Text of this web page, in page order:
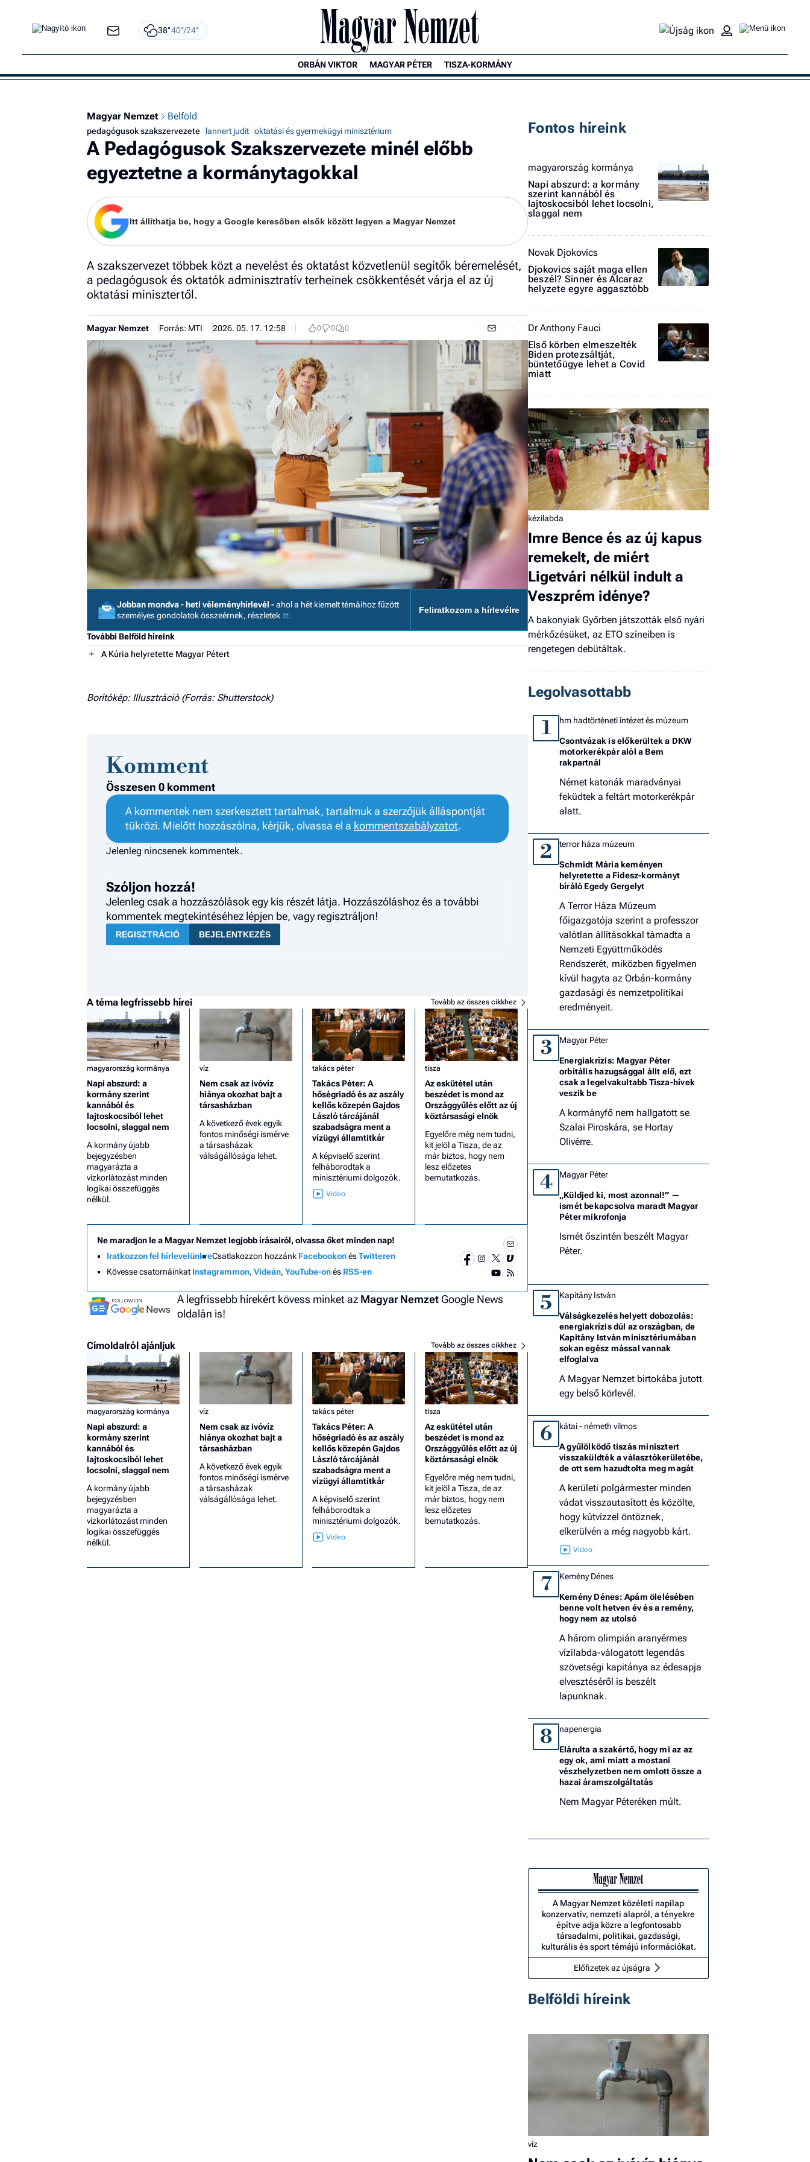
38°40°/24°
ORBÁN VIKTOR MAGYAR PÉTER TISZA-KORMÁNY
Magyar Nemzet Belföld
pedagógusok szakszervezete lannert judit oktatási és gyermekügyi minisztérium
A Pedagógusok Szakszervezete minél előbb
egyeztetne a kormánytagokkal
Itt állíthatja be, hogy a Google keresőben elsők között legyen a Magyar Nemzet
A szakszervezet többek közt a nevelést és oktatást közvetlenül segítők béremelését,
a pedagógusok és oktatók adminisztratív terheinek csökkentését várja el az új
oktatási minisztertől.
Magyar Nemzet Forrás: MTI 2026. 05. 17. 12:58 0 0 0
Jobban mondva - heti véleményhírlevél -ahol a hét kiemelt témáihoz fűzött
személyes gondolatok összeérnek, részletek itt.
Feliratkozom a hírlevélre
További Belföld híreink
A Kúria helyretette Magyar Pétert
Borítókép: Illusztráció (Forrás: Shutterstock)
Komment
Összesen 0 komment
A kommentek nem szerkesztett tartalmak, tartalmuk a szerzőjük álláspontját
tükrözi. Mielőtt hozzászólna, kérjük, olvassa el a kommentszabályzatot.
Jelenleg nincsenek kommentek.
Szóljon hozzá!
Jelenleg csak a hozzászólások egy kis részét látja. Hozzászóláshoz és a további
kommentek megtekintéséhez lépjen be, vagy regisztráljon!
REGISZTRÁCIÓ BEJELENTKEZÉS
A téma legfrissebb hírei Tovább az összes cikkhez
magyarország kormánya
Napi abszurd: a
kormány szerint
kannából és
lajtoskocsiból lehet
locsolni, slaggal nem
A kormány újabb
bejegyzésben
magyarázta a
vízkorlátozást minden
logikai összefüggés
nélkül.
víz
Nem csak az ivóvíz
hiánya okozhat bajt a
társasházban
A következő évek egyik
fontos minőségi ismérve
a társasházak
válságállósága lehet.
takács péter
Takács Péter: A
hőségriadó és az aszály
kellős közepén Gajdos
László tárcájánál
szabadságra ment a
vízügyi államtitkár
A képviselő szerint
felháborodtak a
minisztériumi dolgozók.
tisza
Az eskütétel után
beszédet is mond az
Országgyűlés előtt az új
köztársasági elnök
Egyelőre még nem tudni,
kit jelöl a Tisza, de az
már biztos, hogy nem
lesz előzetes
bemutatkozás.
Ne maradjon le a Magyar Nemzet legjobb írásairól, olvassa őket minden nap!
Iratkozzon fel hírlevelünkreCsatlakozzon hozzánk FacebookonésTwitteren
Kövesse csatornáinkat Instagrammon, Videán, YouTube-onés RSS-en
A legfrissebb hírekért kövess minket az Magyar NemzetGoogle News
oldalán is!
Címoldalról ajánljuk Tovább az összes cikkhez
magyarország kormánya
Napi abszurd: a
kormány szerint
kannából és
lajtoskocsiból lehet
locsolni, slaggal nem
A kormány újabb
bejegyzésben
magyarázta a
vízkorlátozást minden
logikai összefüggés
nélkül.
víz
Nem csak az ivóvíz
hiánya okozhat bajt a
társasházban
A következő évek egyik
fontos minőségi ismérve
a társasházak
válságállósága lehet.
takács péter
Takács Péter: A
hőségriadó és az aszály
kellős közepén Gajdos
László tárcájánál
szabadságra ment a
vízügyi államtitkár
A képviselő szerint
felháborodtak a
minisztériumi dolgozók.
tisza
Az eskütétel után
beszédet is mond az
Országgyűlés előtt az új
köztársasági elnök
Egyelőre még nem tudni,
kit jelöl a Tisza, de az
már biztos, hogy nem
lesz előzetes
bemutatkozás.
Fontos híreink
magyarország kormánya
Napi abszurd: a kormány
szerint kannából és
lajtoskocsiból lehet locsolni,
slaggal nem
Novak Djokovics
Djokovics saját maga ellen
beszél? Sinner és Alcaraz
helyzete egyre aggasztóbb
Dr Anthony Fauci
Első körben elmeszelték
Biden protezsáltját,
büntetőügye lehet a Covid
miatt
kézilabda
Imre Bence és az új kapus
remekelt, de miért
Ligetvári nélkül indult a
Veszprém idénye?
A bakonyiak Győrben játszották első nyári
mérkőzésüket, az ETO színeiben is
rengetegen debütáltak.
Legolvasottabb
1 hm hadtörténeti intézet és múzeum
Csontvázak is előkerültek a DKW
motorkerékpár alól a Bem
rakpartnál
Német katonák maradványai
feküdtek a feltárt motorkerékpár
alatt.
2 terror háza múzeum
Schmidt Mária keményen
helyretette a Fidesz-kormányt
bíráló Egedy Gergelyt
A Terror Háza Múzeum
főigazgatója szerint a professzor
valótlan állításokkal támadta a
Nemzeti Együttműködés
Rendszerét, miközben figyelmen
kívül hagyta az Orbán-kormány
gazdasági és nemzetpolitikai
eredményeit.
3 Magyar Péter
Energiakrízis: Magyar Péter
orbitális hazugsággal állt elő, ezt
csak a legelvakultabb Tisza-hívek
veszik be
A kormányfő nem hallgatott se
Szalai Piroskára, se Hortay
Olivérre.
4 Magyar Péter
„Küldjed ki, most azonnal!” —
ismét bekapcsolva maradt Magyar
Péter mikrofonja
Ismét őszintén beszélt Magyar
Péter.
5 Kapitány István
Válságkezelés helyett dobozolás:
energiakrízis dúl az országban, de
Kapitány István minisztériumában
sokan egész mással vannak
elfoglalva
A Magyar Nemzet birtokába jutott
egy belső körlevél.
6 kátai - németh vilmos
A gyűlölködő tiszás minisztert
visszaküldték a választókerületébe,
de ott sem hazudtolta meg magát
A kerületi polgármester minden
vádat visszautasított és közölte,
hogy kútvízzel öntöznek,
elkerülvén a még nagyobb kárt.
7 Kemény Dénes
Kemény Dénes: Apám ölelésében
benne volt hetven év és a remény,
hogy nem az utolsó
A három olimpián aranyérmes
vízilabda-válogatott legendás
szövetségi kapitánya az édesapja
elvesztéséről is beszélt
lapunknak.
8 napenergia
Elárulta a szakértő, hogy mi az az
egy ok, ami miatt a mostani
vészhelyzetben nem omlott össze a
hazai áramszolgáltatás
Nem Magyar Péteréken múlt.
A Magyar Nemzet közéleti napilap
konzervatív, nemzeti alapról, a tényekre
építve adja közre a legfontosabb
társadalmi, politikai, gazdasági,
kulturális és sport témájú információkat.
Előfizetek az újságra
Belföldi híreink
víz